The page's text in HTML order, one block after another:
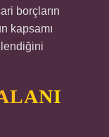
borçların
kapsamı